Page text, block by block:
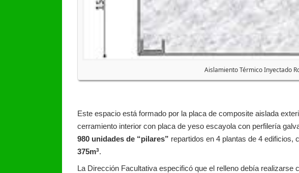
Aislamiento Térmico Inyectado
Este espacio está formado por la placa de composite aislada
cerramiento interior con placa de yeso escayola con perfilería
980 unidades de “pilares” repartidos en 4 plantas de 4 edificios,
375m3.
La Dirección Facultativa especificó que el relleno debía realizarse